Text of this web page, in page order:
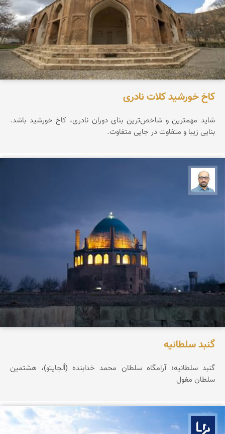
کاخ خورشید کلات نادری
شاید مهمترین و شاخص‌ترین بنای دوران نادری، کاخ خورشید باشد.
بنایی زیبا و متفاوت در جایی متفاوت.
گنبد سلطانیه
گنبد سلطانیه؛ آرامگاه سلطان محمد خدابنده (اُلجایتو)، هشتمین
سلطان مغول
بوم ما